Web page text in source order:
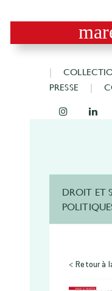
PRESSE
DROIT ET
< Retour à